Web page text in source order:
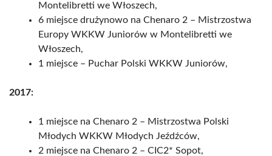
Montelibretti we Włoszech,
6 miejsce drużynowo na Chenaro 2 – Mistrzostwa
Europy WKKW Juniorów w Montelibretti we
Włoszech,
1 miejsce – Puchar Polski WKKW Juniorów,
2017:
1 miejsce na Chenaro 2 – Mistrzostwa Polski
Młodych WKKW Młodych Jeźdźców,
2 miejsce na Chenaro 2 – CIC2* Sopot,